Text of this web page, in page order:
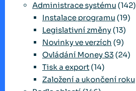
Administrace systému (142)
Instalace programu (19)
Legislativní změny (13)
Novinky ve verzích (9)
Ovládání Money S3 (24)
Tisk a export (14)
Založení a ukončení roku